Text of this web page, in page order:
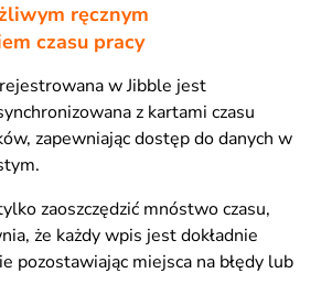
ręcznym
czasu pracy
w Jibble jest
z kartami czasu
zapewniając dostęp do danych w
zaoszczędzić mnóstwo czasu,
że każdy wpis jest dokładnie
pozostawiając miejsca na błędy lub